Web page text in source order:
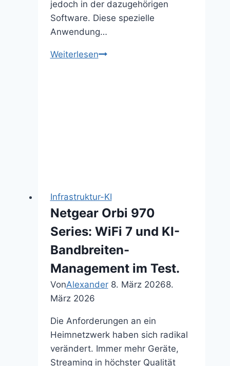
jedoch in der dazugehörigen
Software. Diese spezielle
Anwendung…
WeiterlesenSmarte
Infrastruktur-KI
Netgear Orbi 970
Series: WiFi 7 und KI-
Bandbreiten-
Management im Test.
VonAlexander 8. März 20268.
März 2026
Die Anforderungen an ein
Heimnetzwerk haben sich radikal
verändert. Immer mehr Geräte,
Streaming in höchster Qualität